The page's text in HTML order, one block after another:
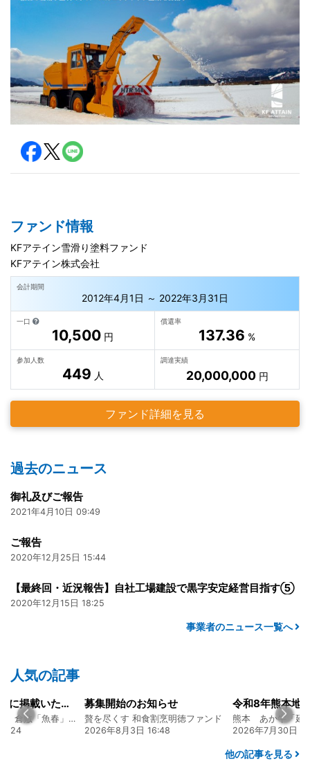
ファンド情報
KFアテイン雪滑り塗料ファンド
KFアテイン株式会社
会計期間
2012年4月1日 ～ 2022年3月31日
一口
10,500 円
償還率
137.36 %
参加人数
449 人
調達実績
20,000,000円
ファンド詳細を見る
過去のニュース
御礼及びご報告
2021年4月10日 09:49
ご報告
2020年12月25日 15:44
【最終回・近況報告】自社工場建設で黒字安定経営目指す⑤
2020年12月15日 18:25
事業者のニュース一覧へ
人気の記事
山陽新聞の一面に掲載いただきました！
創業128年の魚屋 倉敷「魚春」ファンド
募集開始のお知らせ
贅を尽くす 和食割烹明徳ファンド
2026年8月3日 16:48
2026年7月30日
他の記事を見る